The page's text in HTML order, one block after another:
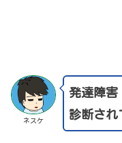
ネスケ
発達障害
診断され